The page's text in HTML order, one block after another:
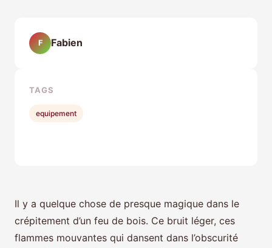
Il y a quelque chose de presque magique dans le
crépitement d’un feu de bois. Ce bruit léger, ces
flammes mouvantes qui dansent dans l’obscurité
F Fabien
TAGS
equipement